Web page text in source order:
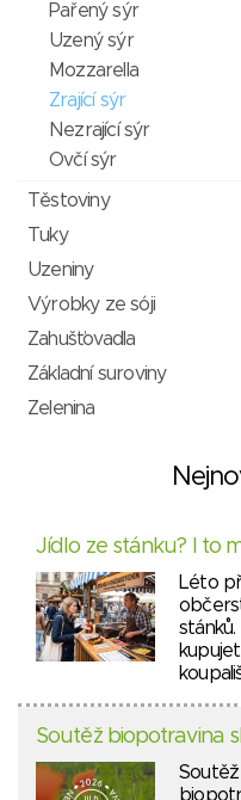
Pařený sýr
Uzený sýr
Mozzarella
Zrající sýr
Nezrající sýr
Ovčí sýr
Těstoviny
Tuky
Uzeniny
Výrobky ze sóji
Zahušťovadla
Základní suroviny
Zelenina
Jídlo ze stánku? I to
Léto
stánků.
Soutěž biopotravina